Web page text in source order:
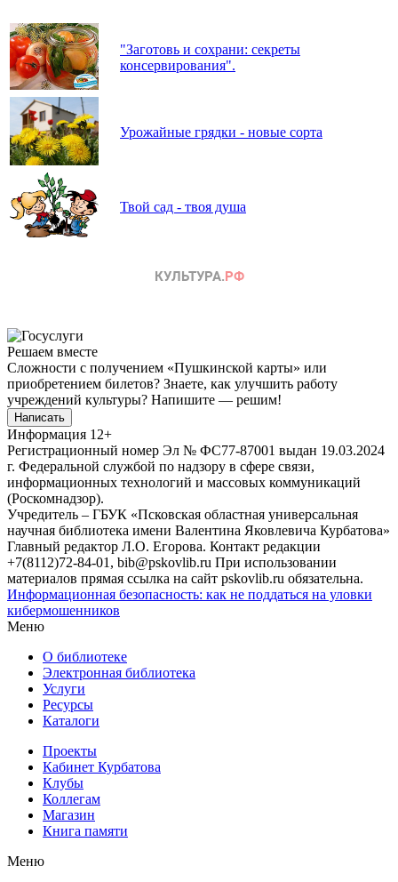
"Заготовь и сохрани: секреты
консервирования".
Урожайные грядки - новые сорта
Твой сад - твоя душа
Решаем вместе
Сложности с получением «Пушкинской карты» или
приобретением билетов? Знаете, как улучшить работу
учреждений культуры? Напишите — решим!
Написать
Информация 12+
Регистрационный номер Эл № ФС77-87001 выдан 19.03.2024
г. Федеральной службой по надзору в сфере связи,
информационных технологий и массовых коммуникаций
(Роскомнадзор).
Учредитель – ГБУК «Псковская областная универсальная
научная библиотека имени Валентина Яковлевича Курбатова»
Главный редактор Л.О. Егорова. Контакт редакции
+7(8112)72-84-01, bib@pskovlib.ru При использовании
материалов прямая ссылка на сайт pskovlib.ru обязательна.
Информационная безопасность: как не поддаться на уловки
кибермошенников
Меню
О библиотеке
Электронная библиотека
Услуги
Ресурсы
Каталоги
Проекты
Кабинет Курбатова
Клубы
Коллегам
Магазин
Книга памяти
Меню